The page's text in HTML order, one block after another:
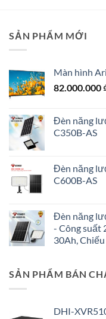
SẢN PHẨM MỚI
Màn hình
82.000.000
Đèn năng
C350B-AS
Đèn năng
C600B-AS
Đèn năng
- Công suất
30Ah,
SẢN PHẨM BÁN
DHI-